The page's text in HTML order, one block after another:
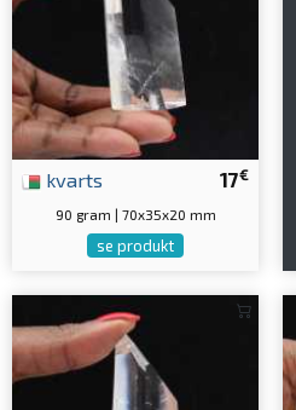
17€
kvarts
90 gram | 70x35x20 mm
se produkt